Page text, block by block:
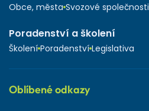
Obce, města Svozové společnosti
Poradenství a školení
Školení Poradenství Legislativa
Oblíbené odkazy